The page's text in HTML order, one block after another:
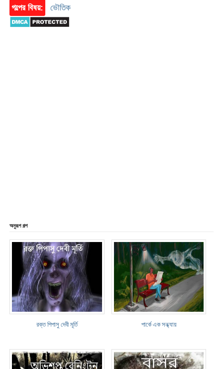
গল্পের বিষয়: ভৌতিক
অনুরূপ গল্প
রক্ত পিপাসু দেবী মূর্তি পার্কে এক সন্ধ্যায়